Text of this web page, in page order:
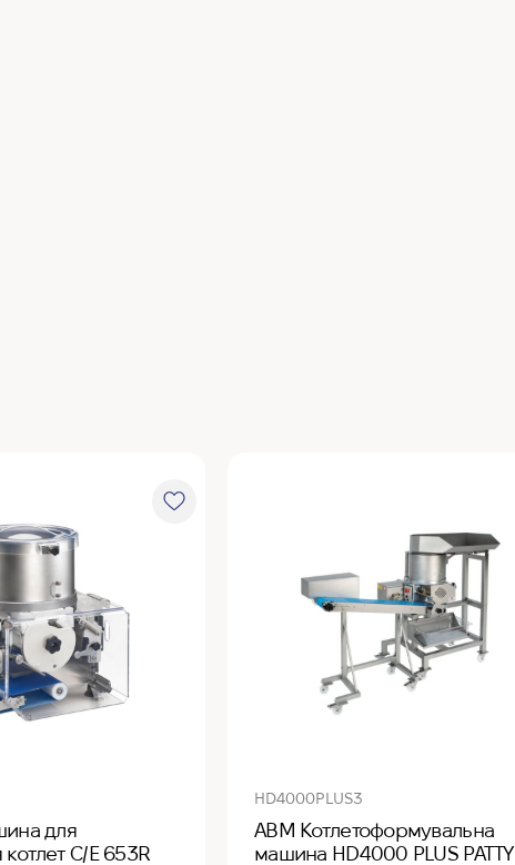
для
C/E 653R
HD4000PLUS3
ABM Котлетоформувальна
машина HD4000 PLUS PATTY